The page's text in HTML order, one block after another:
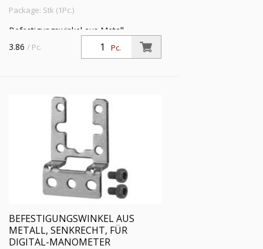
Package: Stk (1Pc.)
Befestigungswinkel aus Metall,
waagrecht, passend für Digital-
Manometer
Pc.
3.86 / Pc.
BEFESTIGUNGSWINKEL AUS
METALL, SENKRECHT, FÜR
DIGITAL-MANOMETER